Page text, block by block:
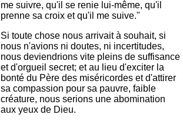
me suivre, qu'il se renie lui-même, qu'il
prenne sa croix et qu'il me suive."
Si toute chose nous arrivait à souhait, si
nous n'avions ni doutes, ni incertitudes,
nous deviendrions vite pleins de suffisance
et d'orgueil secret; et au lieu d'exciter la
bonté du Père des miséricordes et d'attirer
sa compassion pour sa pauvre, faible
créature, nous serions une abomination
aux yeux de Dieu.